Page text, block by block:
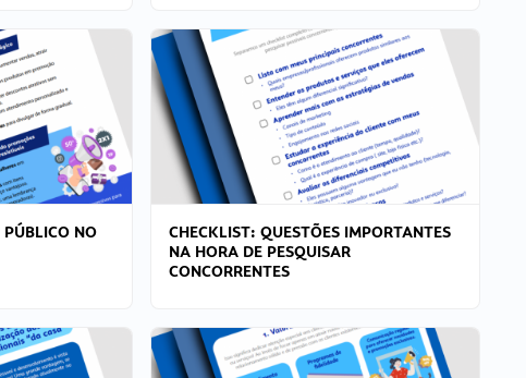
PÚBLICO NO
CHECKLIST: QUESTÕES IMPORTANTES
NA HORA DE PESQUISAR
CONCORRENTES